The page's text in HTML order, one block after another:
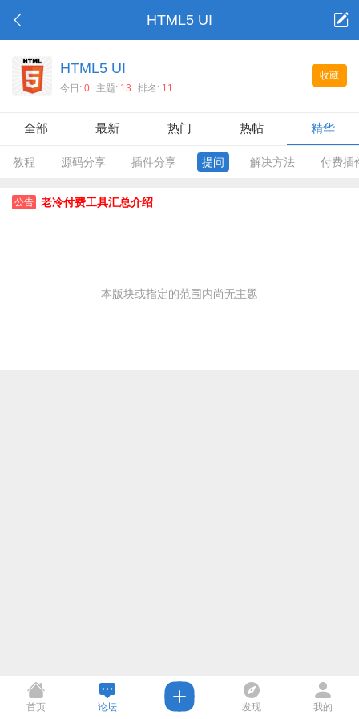
HTML5 UI
收藏
HTML5 UI
今日: 0 主题: 13 排名: 11
全部 最新 热门 热帖 精华
教程 源码分享 插件分享 提问 解决方法 付费插
公告 老冷付费工具汇总介绍
本版块或指定的范围内尚无主题
首页 论坛 发现 我的